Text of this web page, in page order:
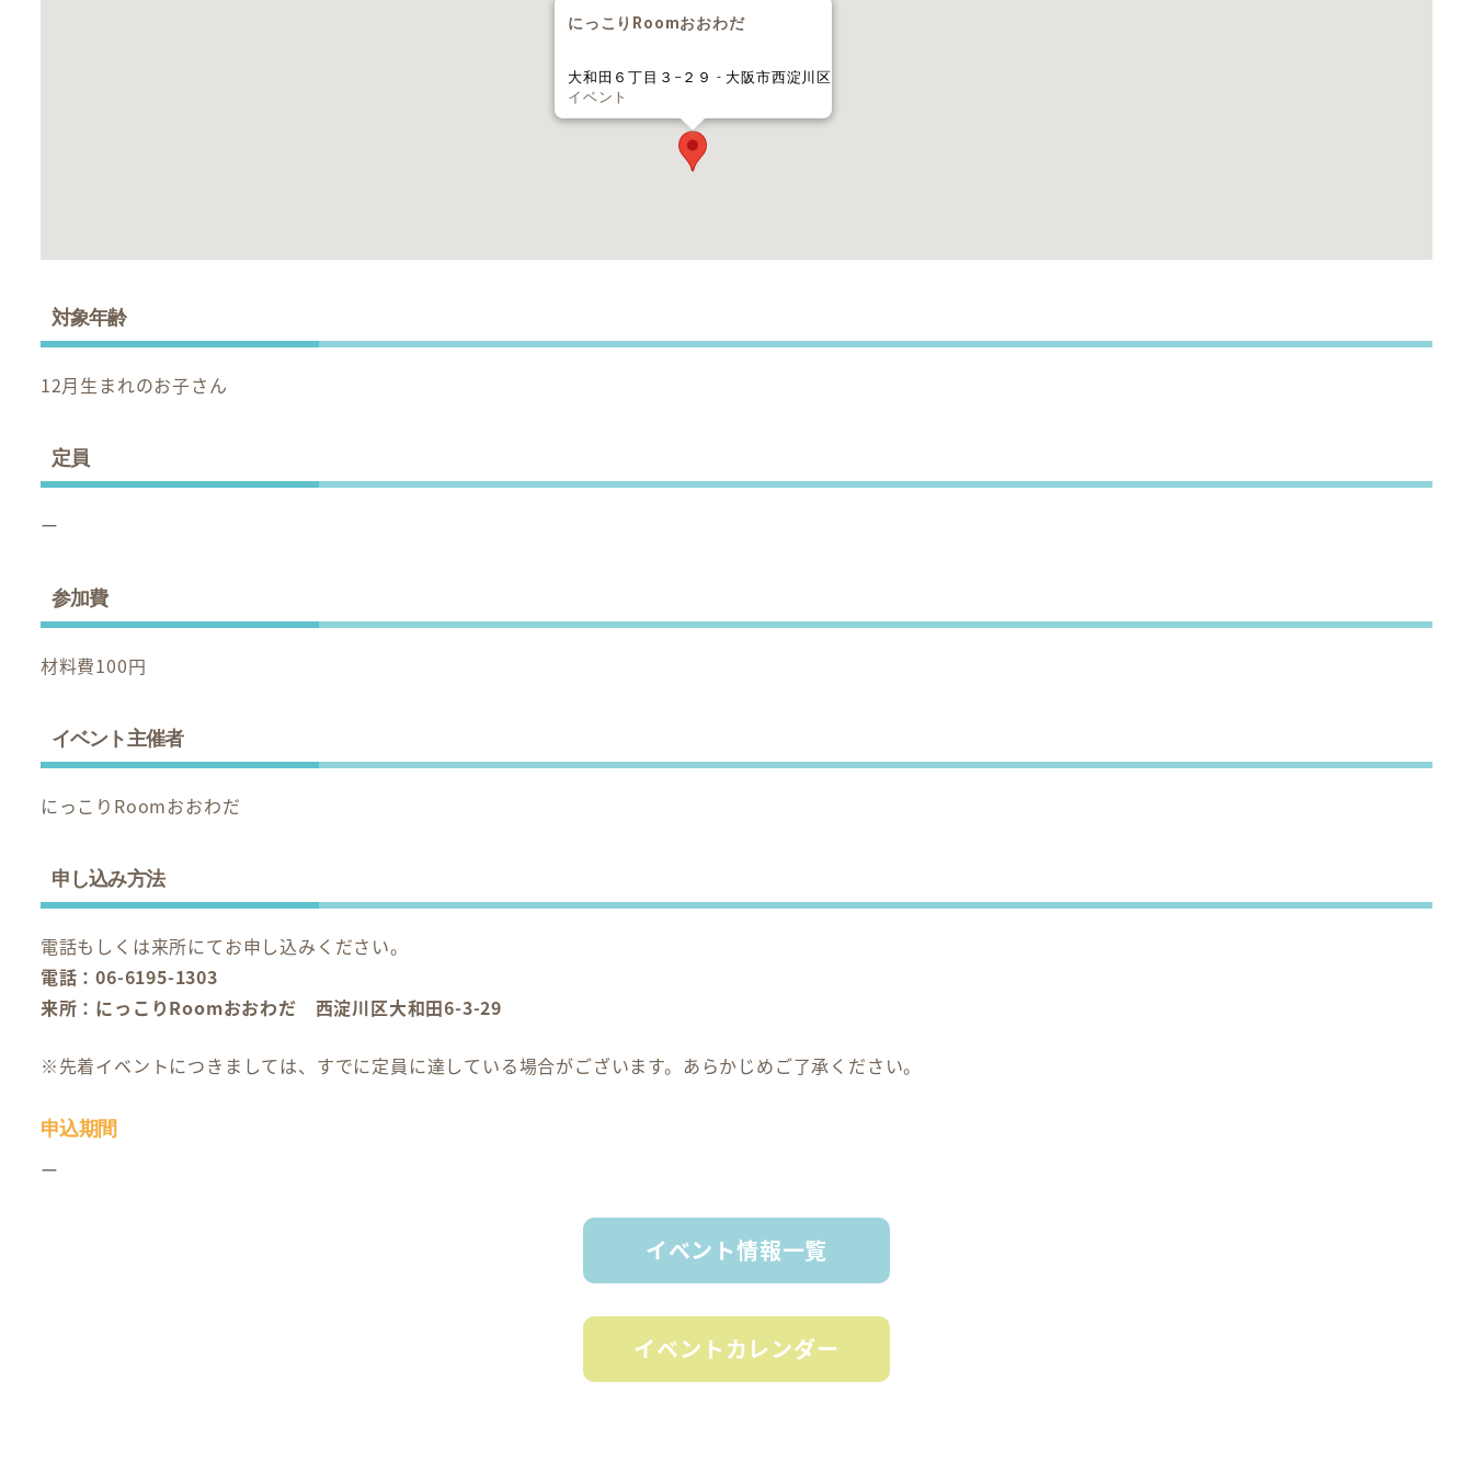
にっこりRoomおおわだ
大和田６丁目３−２９ - 大阪市西淀川区
イベント
対象年齢
12月生まれのお子さん
定員
ー
参加費
材料費100円
イベント主催者
にっこりRoomおおわだ
申し込み方法
電話もしくは来所にてお申し込みください。
電話：06-6195-1303
来所：にっこりRoomおおわだ 西淀川区大和田6-3-29
※先着イベントにつきましては、すでに定員に達している場合がございます。あらかじめご了承ください。
申込期間
ー
イベント情報一覧
イベントカレンダー